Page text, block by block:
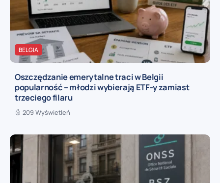
BELGIA
Oszczędzanie emerytalne traci w Belgii
popularność – młodzi wybierają ETF-y zamiast
trzeciego filaru
209 Wyświetleń